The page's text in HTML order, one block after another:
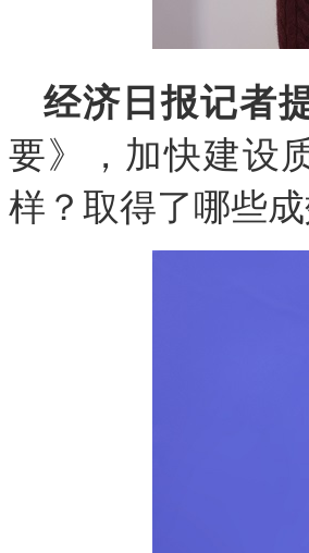
经济日报记者
要》，加快建设
样？取得了哪些成